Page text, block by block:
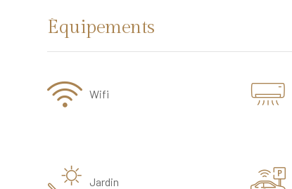
Équipements
Wifi
Jardin